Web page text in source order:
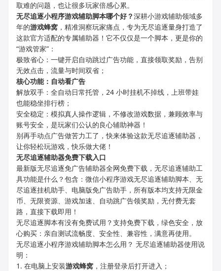
取难的问题，也让很多玩家倍感心累。
无尽追逐小程序游戏辅助脚本哪个好？深耕小游戏辅助领域多
年的游戏蜂窝 ，精准洞察玩家痛点，专为无尽追逐量身打造了
这款官方适配的专属辅助器！它不仅仅是一个脚本，更是你的
“游戏管家”：
极致省心：一键开启自动跳过广告功能，直接领取奖励，告别
无效点击，流量与时间双省；
核心功能： 自动看广告
解放双手：全自动日常托管，24 小时挂机不掉线，上班带娃
也能稳坐排行榜；
安全稳定：模拟真人操作逻辑，不修改游戏数据，兼顾效率与
账号安全，是玩家们公认的良心辅助神器！
别再手动点广告做苦力工了，快来体验这款无尽追逐辅助器，
让你轻松玩游戏，快乐做大佬！
无尽追逐辅助器免费下载入口
最新版无尽追逐免广告辅助器全网免费下载，无尽追逐辅助工
具功能是什么？包含：微信小程序游戏无尽追逐辅助脚本、无
尽追逐挂机助手、电脑版免广告助手，所有版本均支持无限金
币、无限资源、游戏加速、自动跳广告领奖励，无付费无套
路，直接下载即用！
无尽追逐脚本有没有免费试用？支持免费下载，绿色安全，放
心购买：亲自测试流畅度、安全性、兼容性，满意再使用。
无尽追逐小程序游戏辅助脚本怎么用？ 无尽追逐辅助器使用说
明：
1. 在电脑上安装游戏蜂窝 ，注册登录后打开进入；